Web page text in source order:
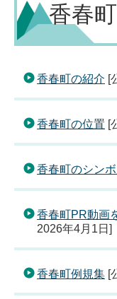
香春
香春町の紹介 [
香春町の位置 [
香春町のシン
香春町PR動画
2026年4月1日]
香春町例規集 [